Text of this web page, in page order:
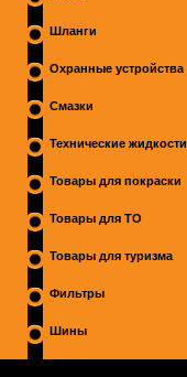
Шланги
Охранные устройства
Смазки
Технические жидкости
Товары для покраски
Товары для ТО
Товары для туризма
Фильтры
Шины